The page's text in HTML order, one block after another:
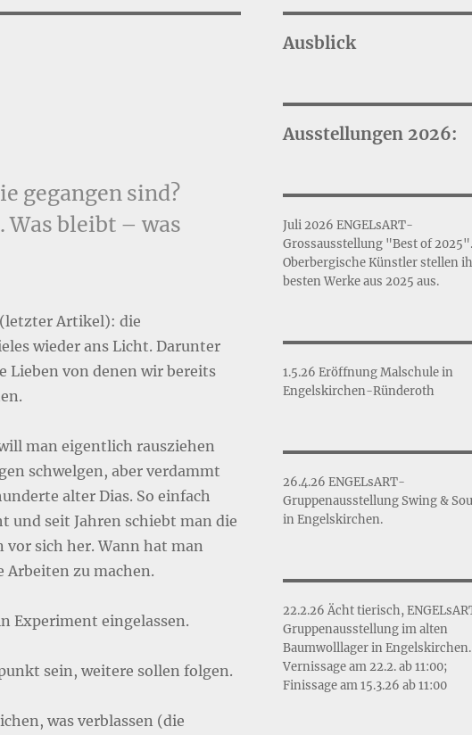
gegangen sind?
Was bleibt – was
Artikel): die
wieder ans Licht. Darunter
Lieben von denen wir bereits
man eigentlich rausziehen
schwelgen, aber verdammt
alter Dias. So einfach
und seit Jahren schiebt man die
sich her. Wann hat man
Arbeiten zu machen.
Experiment eingelassen.
sein, weitere sollen folgen.
was verblassen (die
Ausblick
Ausstellungen 2026:
Juli 2026 ENGELsART-
Grossausstellung "Best of 2025".
Oberbergische Künstler stellen
besten Werke aus 2025 aus.
1.5.26 Eröffnung Malschule in
Engelskirchen-Ründeroth
26.4.26 ENGELsART-
Gruppenausstellung Swing &
in Engelskirchen.
22.2.26 Ächt tierisch,
Gruppenausstellung im alten
Baumwolllager in Engelskirchen.
Vernissage am 22.2. ab 11:00;
Finissage am 15.3.26 ab 11:00